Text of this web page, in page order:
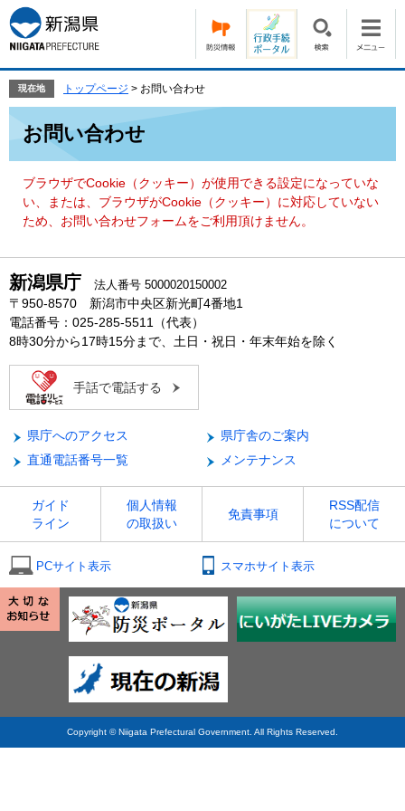
ー
ジ
の
頭
す。
ニ
ュ
ー
飛
て
現在地 トップページ > お問い合わせ
お問い合わせ
ブラウザでCookie（クッキー）が使用できる設定になっていな
い、または、ブラウザがCookie（クッキー）に対応していない
ため、お問い合わせフォームをご利用頂けません。
新潟県庁 法人番号 5000020150002
〒950-8570 新潟市中央区新光町4番地1
電話番号：025-285-5511（代表）
8時30分から17時15分まで、土日・祝日・年末年始を除く
手話で電話する
県庁へのアクセス
県庁舎のご案内
直通電話番号一覧
メンテナンス
ガイド
ライン
個人情報
の取扱い
免責事項
RSS配信
について
PCサイト表示 スマホサイト表示
Copyright © Niigata Prefectural Government. All Rights Reserved.